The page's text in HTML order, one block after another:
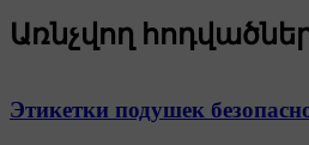
Առնչվող
Этикетки подушек